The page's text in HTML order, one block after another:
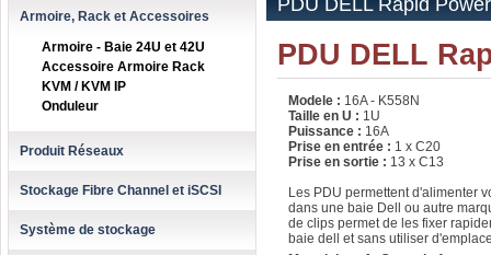
Armoire, Rack et Accessoires
Armoire - Baie 24U et 42U
Accessoire Armoire Rack
KVM / KVM IP
Onduleur
Produit Réseaux
Stockage Fibre Channel et iSCSI
Système de stockage
PDU DELL Rapid
PDU DELL
Modele : 16A - K558N
Taille en U : 1U
Puissance : 16A
Prise en entrée : 1 x C20
Prise en sortie : 13 x C13
Les PDU permettent d'alimenter
dans une baie Dell ou autre
de clips permet de les fixer
baie dell et sans utiliser